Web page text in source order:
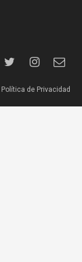
Política de Privacidad